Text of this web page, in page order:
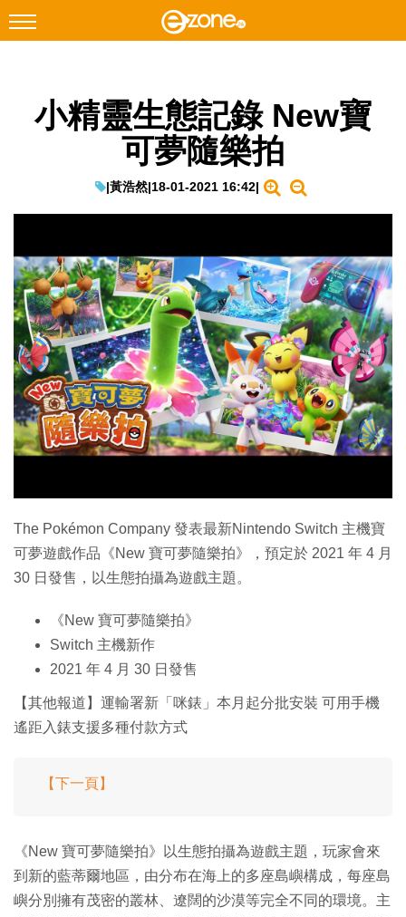
Facebook Instagram
遊戲動漫
教學評測
EduTech
IT Times
生成式AI與雲端應用
Enterprise Digital Transformation
特集
小精靈生態記錄 New寶
可夢隨樂拍
|黃浩然|18-01-2021 16:42|
The Pokémon Company 發表最新Nintendo Switch 主機寶
可夢遊戲作品《New 寶可夢隨樂拍》，預定於 2021 年 4 月
30 日發售，以生態拍攝為遊戲主題。
《New 寶可夢隨樂拍》
Switch 主機新作
2021 年 4 月 30 日發售
【其他報道】運輸署新「咪錶」本月起分批安裝 可用手機
遙距入錶支援多種付款方式
【下一頁】
《New 寶可夢隨樂拍》以生態拍攝為遊戲主題，玩家會來
到新的藍蒂爾地區，由分布在海上的多座島嶼構成，每座島
嶼分別擁有茂密的叢林、遼闊的沙漠等完全不同的環境。主